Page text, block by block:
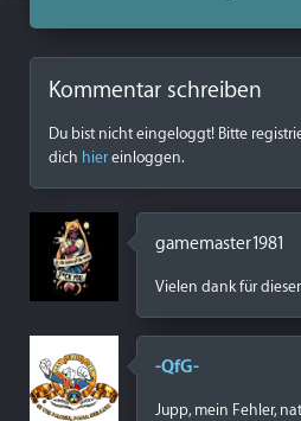
Kommentar schreiben
Du bist nicht eingeloggt! Bitte
dich hiereinloggen.
gamemaster1981
Vielen dank für
-QfG-
Jupp, mein Fehler,